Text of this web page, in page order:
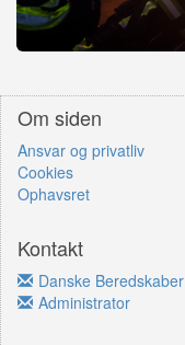
Om siden
Ansvar og privatliv
Cookies
Ophavsret
Kontakt
Danske Beredskaber
Administrator